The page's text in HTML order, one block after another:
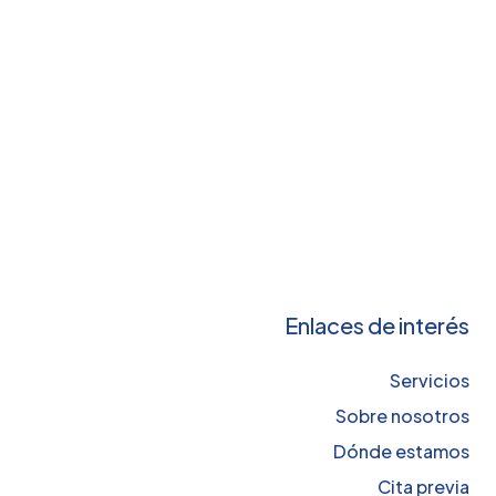
Enlaces de interés
Servicios
Sobre nosotros
Dónde estamos
Cita previa